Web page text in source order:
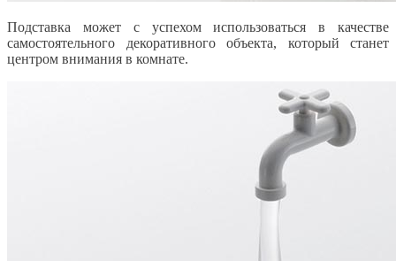
Подставка может с успехом использоваться в качестве
самостоятельного декоративного объекта, который станет
центром внимания в комнате.